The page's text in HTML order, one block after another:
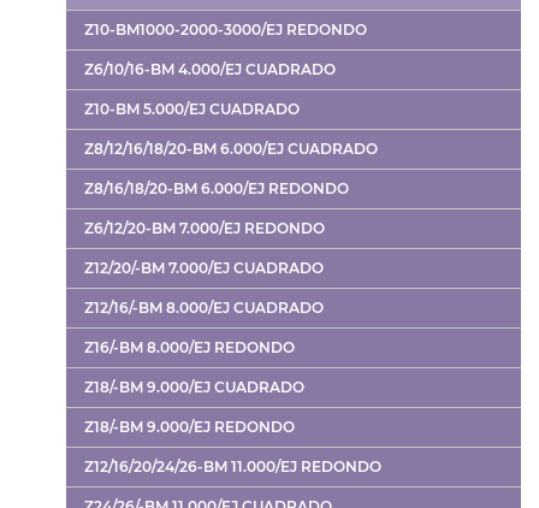
Z10-BM1000-2000-3000/EJ REDONDO
Z6/10/16-BM 4.000/EJ CUADRADO
Z10-BM 5.000/EJ CUADRADO
Z8/12/16/18/20-BM 6.000/EJ CUADRADO
Z8/16/18/20-BM 6.000/EJ REDONDO
Z6/12/20-BM 7.000/EJ REDONDO
Z12/20/-BM 7.000/EJ CUADRADO
Z12/16/-BM 8.000/EJ CUADRADO
Z16/-BM 8.000/EJ REDONDO
Z18/-BM 9.000/EJ CUADRADO
Z18/-BM 9.000/EJ REDONDO
Z12/16/20/24/26-BM 11.000/EJ REDONDO